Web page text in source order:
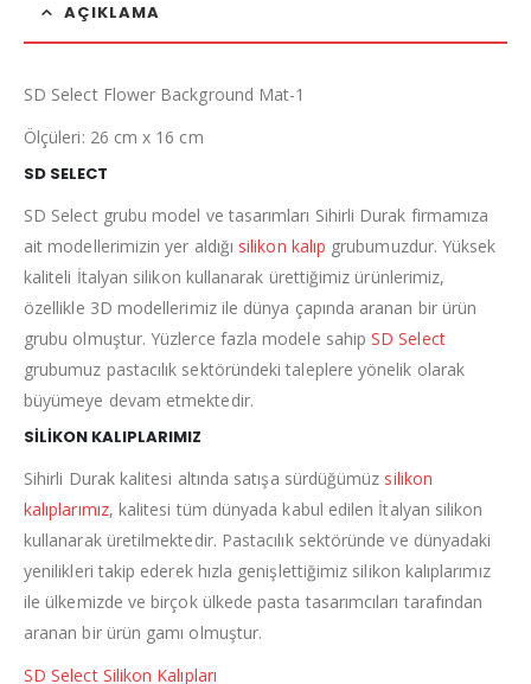
AÇIKLAMA
SD Select Flower Background Mat-1
Ölçüleri: 26 cm x 16 cm
SD SELECT
SD Select grubu model ve tasarımları Sihirli Durak firmamıza
ait modellerimizin yer aldığı silikon kalıp grubumuzdur. Yüksek
kaliteli İtalyan silikon kullanarak ürettiğimiz ürünlerimiz,
özellikle 3D modellerimiz ile dünya çapında aranan bir ürün
grubu olmuştur. Yüzlerce fazla modele sahipSD Select
grubumuz pastacılık sektöründeki taleplere yönelik olarak
büyümeye devam etmektedir.
SİLİKON KALIPLARIMIZ
Sihirli Durak kalitesi altında satışa sürdüğümüz silikon
kalıplarımız, kalitesi tüm dünyada kabul edilen İtalyan silikon
kullanarak üretilmektedir. Pastacılık sektöründe ve dünyadaki
yenilikleri takip ederek hızla genişlettiğimiz silikon kalıplarımız
ile ülkemizde ve birçok ülkede pasta tasarımcıları tarafından
aranan bir ürün gamı olmuştur.
SD Select Silikon Kalıpları